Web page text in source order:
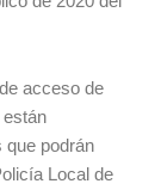
acceso de
que podrán
Local de